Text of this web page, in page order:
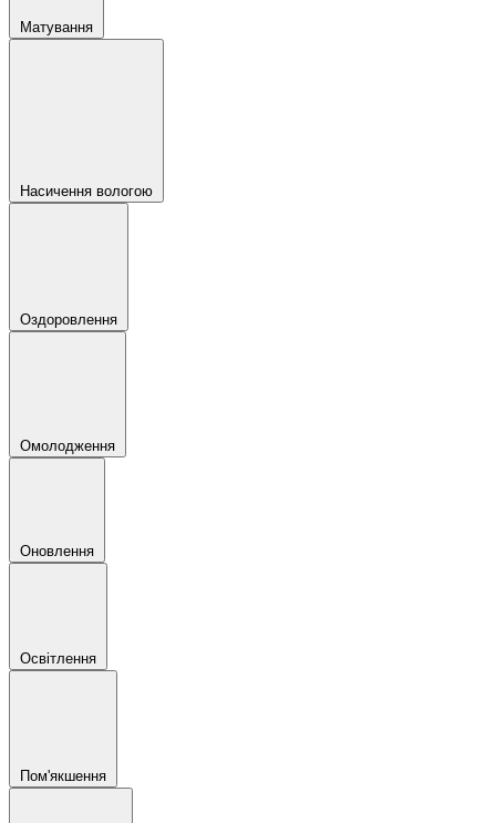
Матування
Насичення вологою
Оздоровлення
Омолодження
Оновлення
Освітлення
Пом'якшення